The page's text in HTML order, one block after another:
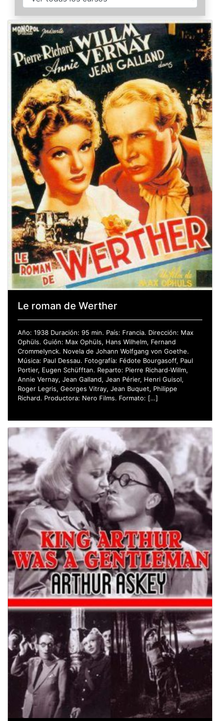
Le roman de Werther
Año: 1938 Duración: 95 min. País: Francia. Dirección: Max
Ophüls. Guión: Max Ophüls, Hans Wilhelm, Fernand
Crommelynck. Novela de Johann Wolfgang von Goethe.
Música: Paul Dessau. Fotografía: Fédote Bourgasoff, Paul
Portier, Eugen Schüfftan. Reparto: Pierre Richard-Willm,
Annie Vernay, Jean Galland, Jean Périer, Henri Guisol,
Roger Legris, Georges Vitray, Jean Buquet, Philippe
Richard. Productora: Nero Films. Formato: […]